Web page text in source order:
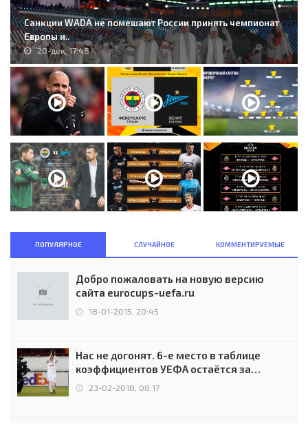
Санкции WADA не помешают России принять чемпионат
Европы и..
20-дек, 17:48
ПОПУЛЯРНОЕ СЛУЧАЙНОЕ КОММЕНТИРУЕМЫЕ
Добро пожаловать на новую версию
сайта eurocups-uefa.ru
18-01-2015, 20:45
Нас не догонят. 6-е место в таблице
коэффициентов УЕФА остаётся за
Россией
23-02-2018, 08:17